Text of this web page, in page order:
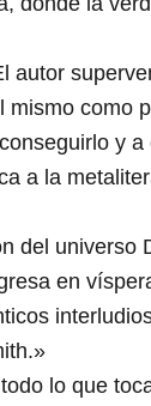
autor
como
y
a la
del
en
lo que